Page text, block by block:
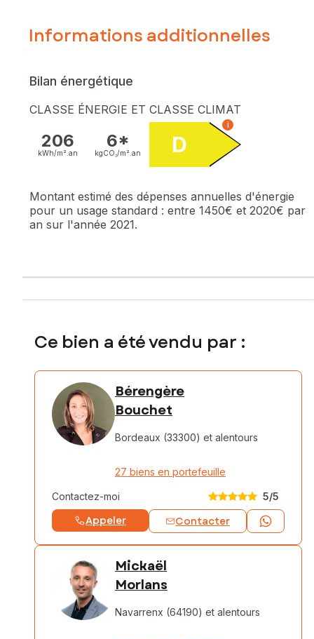
Informations additionnelles
Bilan énergétique
CLASSE ÉNERGIE ET CLASSE CLIMAT
206
kWh/m². an
6*
kgCO₂/m². an D
i
Montant estimé des dépenses annuelles d'énergie
pour un usage standard : entre 1450€ et 2020€ par
an sur l'année 2021.
Ce bien a été vendu par :
Bérengère
Bouchet
Bordeaux (33300) et alentours
27 biens en portefeuille
Contactez-moi 5/5
Appeler Contacter
Mickaël
Morlans
Navarrenx (64190) et alentours